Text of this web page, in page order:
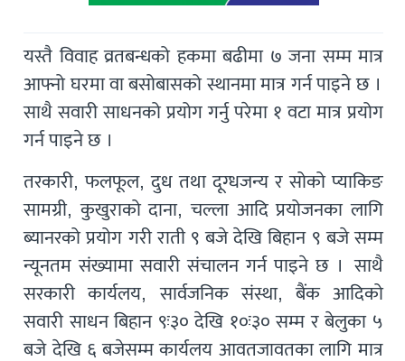
यस्तै विवाह व्रतबन्धको हकमा बढीमा ७ जना सम्म मात्र
आफ्नो घरमा वा बसोबासको स्थानमा मात्र गर्न पाइने छ ।
साथै सवारी साधनको प्रयोग गर्नु परेमा १ वटा मात्र प्रयोग
गर्न पाइने छ ।
तरकारी, फलफूल, दुध तथा दूग्धजन्य र सोको प्याकिङ
सामग्री, कुखुराको दाना, चल्ला आदि प्रयोजनका लागि
ब्यानरको प्रयोग गरी राती ९ बजे देखि बिहान ९ बजे सम्म
न्यूनतम संख्यामा सवारी संचालन गर्न पाइने छ । साथै
सरकारी कार्यलय, सार्वजनिक संस्था, बैंक आदिको
सवारी साधन बिहान ९ः३० देखि १०ः३० सम्म र बेलुका ५
बजे देखि ६ बजेसम्म कार्यलय आवतजावतका लागि मात्र